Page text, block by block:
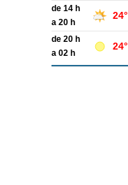
de 14 h
a 20 h
24°
de 20 h
a 02 h
24°